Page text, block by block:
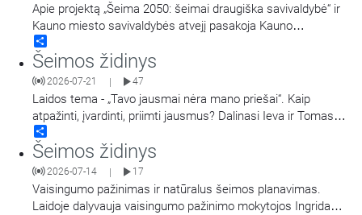
Apie projektą „Šeima 2050: šeimai draugiška savivaldybė“ ir
Kauno miesto savivaldybės atvejį pasakoja Kauno
miesto savivaldybės Šeimos reikalų komisijos pirmininkas
Tomas Žebuolis ir Kauno miesto savivaldybės
administracijos Socialinių paslaugų skyriaus Paslaugų šeimai
ir vaikui poskyrio vedėja, Šeimos reikalų komisijos narė Giedrė
Vareikienė. Laidą…
Šeimos židinys
2026-07-21 | 47
Laidos tema - „Tavo jausmai nėra mano priešai“. Kaip
atpažinti, įvardinti, priimti jausmus? Dalinasi Ieva ir Tomas
Pukeliai. Laidą veda žurnalistė, komunikacijos ekspertė Diana
Neimantienė.
Šeimos židinys
2026-07-14 | 17
Vaisingumo pažinimas ir natūralus šeimos planavimas.
Laidoje dalyvauja vaisingumo pažinimo mokytojos Ingrida